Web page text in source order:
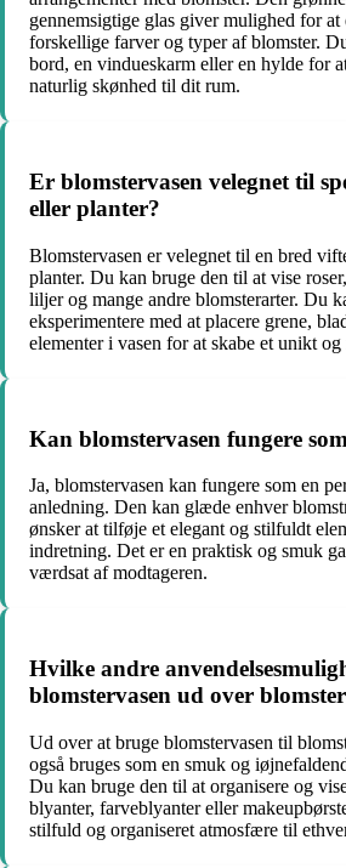
gennemsigtige glas giver mulighed for at
forskellige farver og typer af blomster.
bord, en vindueskarm eller en hylde for
naturlig skønhed til dit rum.
Er blomstervasen velegnet til
eller planter?
Blomstervasen er velegnet til en bred
planter. Du kan bruge den til at vise
liljer og mange andre blomsterarter. Du
eksperimentere med at placere grene,
elementer i vasen for at skabe et unikt
Kan blomstervasen fungere
Ja, blomstervasen kan fungere som en
anledning. Den kan glæde enhver
ønsker at tilføje et elegant og stilfuldt
indretning. Det er en praktisk og smuk
værdsat af modtageren.
Hvilke andre
blomstervasen ud over
Ud over at bruge blomstervasen til
også bruges som en smuk og
Du kan bruge den til at organisere og
blyanter, farveblyanter eller
stilfuld og organiseret atmosfære til